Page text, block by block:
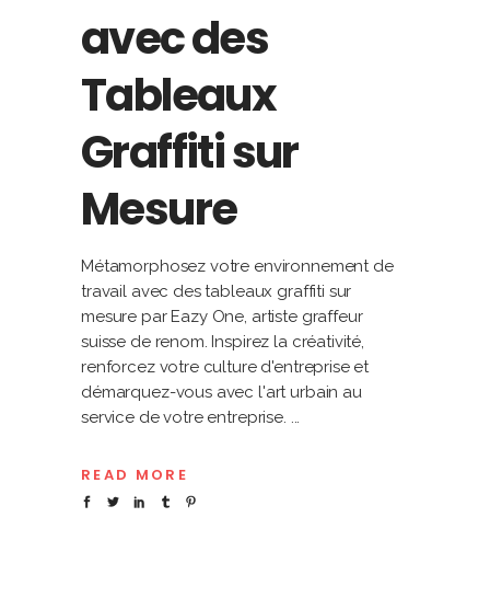
avec des
Tableaux
Graffiti sur
Mesure
Métamorphosez votre environnement de
travail avec des tableaux graffiti sur
mesure par Eazy One, artiste graffeur
suisse de renom. Inspirez la créativité,
renforcez votre culture d'entreprise et
démarquez-vous avec l'art urbain au
service de votre entreprise.
READ MORE